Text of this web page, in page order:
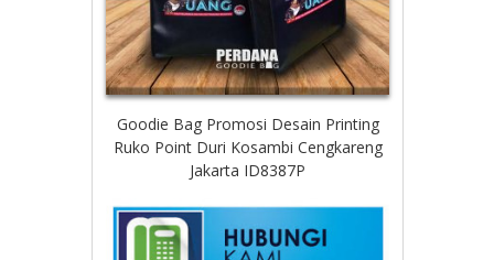
Goodie Bag Promosi Desain Printing
Ruko Point Duri Kosambi Cengkareng
Jakarta ID8387P